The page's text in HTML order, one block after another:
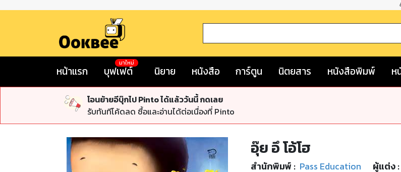
หน้าแรก บุฟเฟต์
มาใหม่
นิยาย หนังสือ การ์ตูน นิตยสาร หนังสือพิมพ์ ห
โอนย้ายอีบุ๊กไป Pinto ได้แล้ววันนี้ กดเลย
รับทันทีโค้ดลด ซื้อและอ่านได้ต่อเนื่องที่ Pinto
อุ๊ย อึ โอ้โฮ
สำนักพิมพ์ : Pass Education ผู้แต่ง :